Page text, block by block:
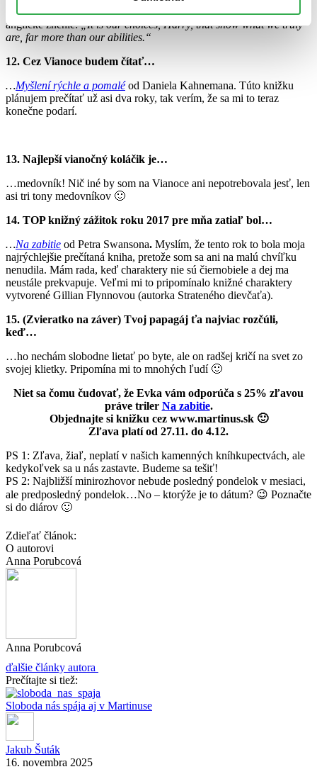
…z Harryho Pottera aTajomnej komnaty, mám však radšej jej
anglické znenie:„It is our choices, Harry, that show what we truly
are, far more than our abilities.“
12. Cez Vianoce budem čítať…
…Myšlení rýchle a pomaléod Daniela Kahnemana. Túto knižku
plánujem prečítať už asi dva roky, tak verím, že sa mi to teraz
konečne podarí.
13. Najlepší vianočný koláčik je…
…medovník! Nič iné by som na Vianoce ani nepotrebovala jesť, len
asi tri tony medovníkov 🙂
14. TOP knižný zážitok roku 2017 pre mňa zatiaľ bol…
…Na zabitie od Petra Swansona. Myslím, že tento rok to bola moja
najrýchlejšie prečítaná kniha, pretože som sa ani na malú chvíľku
nenudila. Mám rada, keď charaktery nie sú čiernobiele a dej ma
neustále prekvapuje. Veľmi mi to pripomínalo knižné charaktery
vytvorené Gillian Flynnovou (autorka Strateného dievčaťa).
15. (Zvieratko na záver) Tvoj papagáj ťa najviac rozčúli,
keď…
…ho nechám slobodne lietať po byte, ale on radšej kričí na svet zo
svojej klietky. Pripomína mi to mnohých ľudí 🙂
Niet sa čomu čudovať, že Evka vám odporúča s 25% zľavou
práve triler Na zabitie.
Objednajte si knižku cez www.martinus.sk 🙂
Zľava platí od 27.11. do 4.12.
PS 1: Zľava, žiaľ, neplatí v našich kamenných kníhkupectvách, ale
kedykoľvek sa u nás zastavte. Budeme sa tešiť!
PS 2: Najbližší minirozhovor nebude posledný pondelok v mesiaci,
ale predposledný pondelok…No – ktorýže je to dátum? 😉 Poznačte
si do diárov 🙂
Zdieľať článok:
O autorovi
Anna Porubcová
Anna Porubcová
ďalšie články autora
Prečítajte si tiež:
Sloboda nás spája aj v Martinuse
Jakub Šuták
16. novembra 2025